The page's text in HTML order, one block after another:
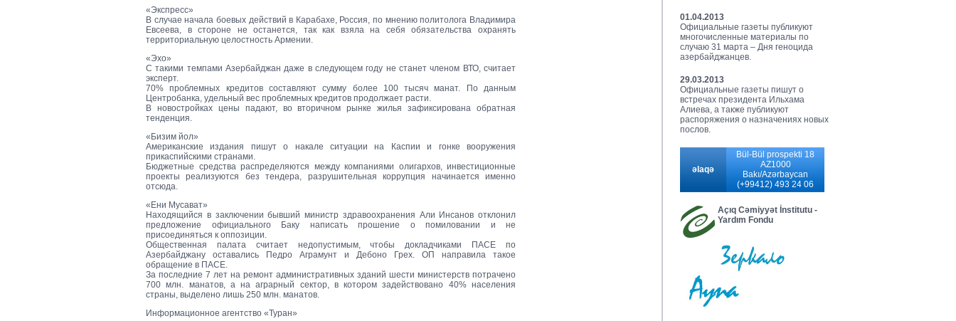
«Экспресс»
В случае начала боевых действий в Карабахе, Россия, по мнению политолога Владимира
Евсеева, в стороне не останется, так как взяла на себя обязательства охранять
территориальную целостность Армении.
«Эхо»
С такими темпами Азербайджан даже в следующем году не станет членом ВТО, считает
эксперт.
70% проблемных кредитов составляют сумму более 100 тысяч манат. По данным
Центробанка, удельный вес проблемных кредитов продолжает расти.
В новостройках цены падают, во вторичном рынке жилья зафиксирована обратная
тенденция.
«Бизим йол»
Американские издания пишут о накале ситуации на Каспии и гонке вооружения
прикаспийскими странами.
Бюджетные средства распределяются между компаниями олигархов, инвестиционные
проекты реализуются без тендера, разрушительная коррупция начинается именно
отсюда.
«Ени Мусават»
Находящийся в заключении бывший министр здравоохранения Али Инсанов отклонил
предложение официального Баку написать прошение о помиловании и не
присоединяться к оппозиции.
Общественная палата считает недопустимым, чтобы докладчиками ПАСЕ по
Азербайджану оставались Педро Аграмунт и Дебоно Грех. ОП направила такое
обращение в ПАСЕ.
За последние 7 лет на ремонт административных зданий шести министерств потрачено
700 млн. манатов, а на аграрный сектор, в котором задействовано 40% населения
страны, выделено лишь 250 млн. манатов.
Информационное агентство «Туран»
01.04.2013
Официальные газеты публикуют
многочисленные материалы по
случаю 31 марта – Дня геноцида
азербайджанцев.
29.03.2013
Официальные газеты пишут о
встречах президента Ильхама
Алиева, а также публикуют
распоряжения о назначениях новых
послов.
əlaqə
Bül-Bül prospekti 18
AZ1000
Bakı/Azərbaycan
(+99412) 493 24 06
Açıq Cəmiyyət İnstitutu -
Yardım Fondu